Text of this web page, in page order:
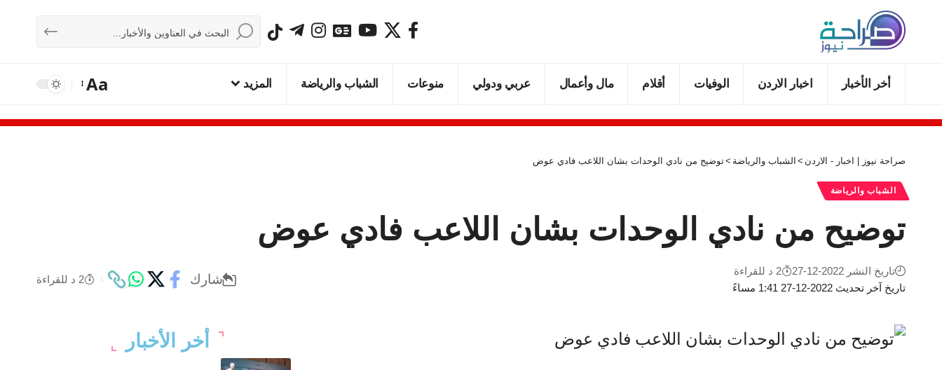
أخر الأخبار اخبار الاردن الوفيات أقلام مال وأعمال عربي ودولي منوعات الشباب والرياضة المزيد Aa
صراحة نيوز | اخبار - الاردن > الشباب والرياضة >توضيح من نادي الوحدات بشان اللاعب فادي عوض
الشباب والرياضة
توضيح من نادي الوحدات بشان اللاعب فادي عوض
تاريخ آخر تحديث 2022-12-27 1:41 مساءً
تاريخ النشر 2022-12-27 2 د للقراءة
شارك 2 د للقراءة
أخر الأخبار